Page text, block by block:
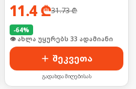
11.4₾31.73₾
-64%
🛒 ბოლო 24სთ-ში იყიდა 44-მა
შეკვეთა
გადახდა მიღებისას